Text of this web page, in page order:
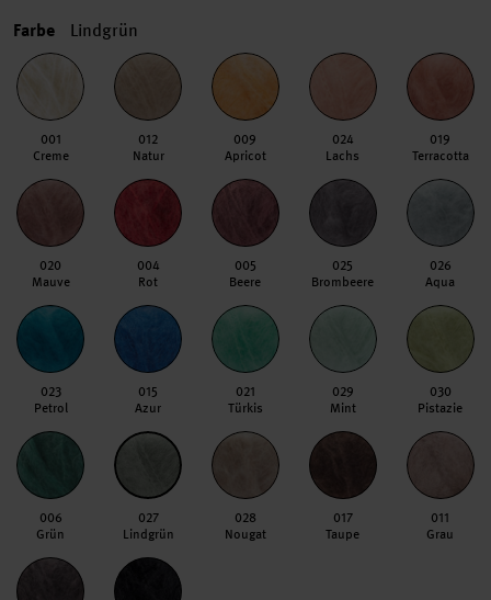
Farbe Lindgrün
001
Creme
012
Natur
009
Apricot
024
Lachs
019
Terracotta
020
Mauve
004
Rot
005
Beere
025
Brombeere
026
Aqua
023
Petrol
015
Azur
021
Türkis
029
Mint
030
Pistazie
006
Grün
027
Lindgrün
028
Nougat
017
Taupe
011
Grau